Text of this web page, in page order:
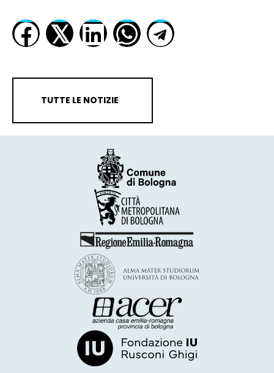
𝕏
TUTTE LE NOTIZIE